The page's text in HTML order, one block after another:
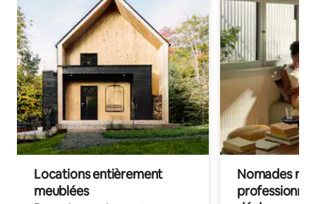
Locations entièrement
meublées
Nomades